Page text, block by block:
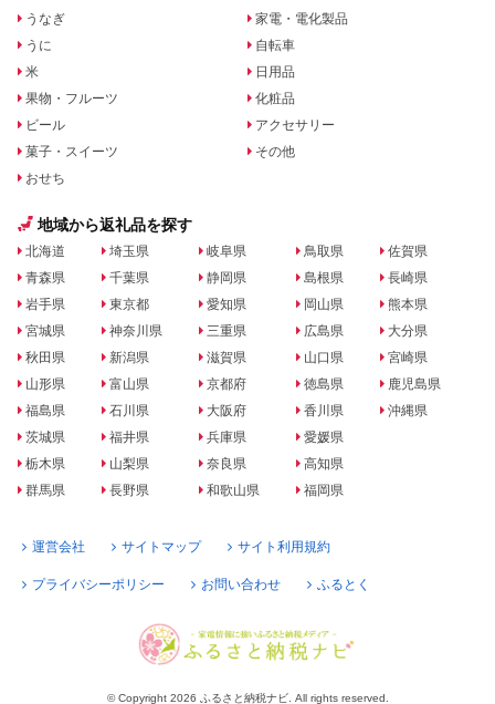
うなぎ
うに
米
果物・フルーツ
ビール
菓子・スイーツ
おせち
家電・電化製品
自転車
日用品
化粧品
アクセサリー
その他
地域から返礼品を探す
北海道
青森県
岩手県
宮城県
秋田県
山形県
福島県
茨城県
栃木県
群馬県
埼玉県
千葉県
東京都
神奈川県
新潟県
富山県
石川県
福井県
山梨県
長野県
岐阜県
静岡県
愛知県
三重県
滋賀県
京都府
大阪府
兵庫県
奈良県
和歌山県
鳥取県
島根県
岡山県
広島県
山口県
徳島県
香川県
愛媛県
高知県
福岡県
佐賀県
長崎県
熊本県
大分県
宮崎県
鹿児島県
沖縄県
運営会社 サイトマップ サイト利用規約
プライバシーポリシー お問い合わせ ふるとく
© Copyright 2026 ふるさと納税ナビ. All rights reserved.